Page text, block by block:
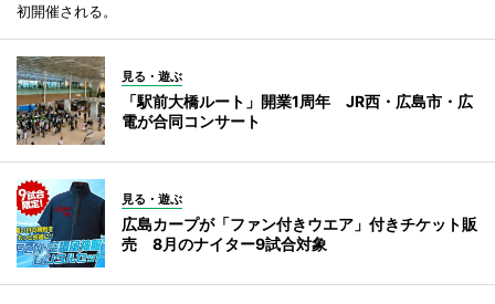
初開催される。
見る・遊ぶ
「駅前大橋ルート」開業1周年 JR西・広島市・広
電が合同コンサート
見る・遊ぶ
広島カープが「ファン付きウエア」付きチケット販
売 8月のナイター9試合対象